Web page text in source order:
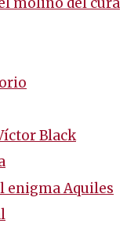
Black
enigma Aquiles